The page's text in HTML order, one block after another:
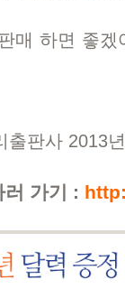
매 하면 좋
출판사 2013
가기 :